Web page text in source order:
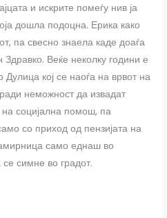
и искрите помеѓу нив ја
дошла подоцна. Ерика како
па свесно знаела каде доаѓа
Веќе неколку години е
кој се наоѓа на врвот на
неможност да извадат
социјална помош, па
со приход од пензијата на
само еднаш во
симне во градот.